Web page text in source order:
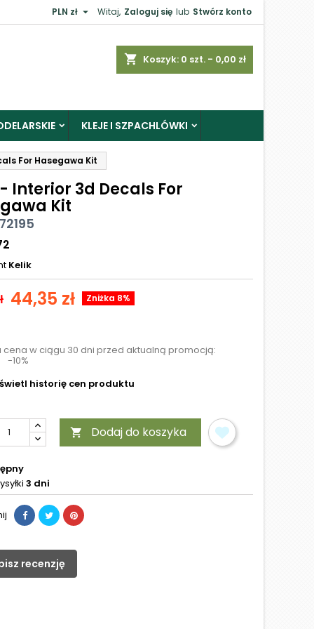
Witaj, Zaloguj się lub Stwórz konto
PLN zł 
shopping_cart Koszyk: 0 szt. - 0,00 zł
KLEJE I SZPACHLÓWKI
For Hasegawa Kit
Interior 3d Decals For
Kit
Kelik
44,35 zł Zniżka 8%
cena w ciągu 30 dni przed aktualną promocją:
-10%
historię cen produktu
 Dodaj do koszyka
3 dni
recenzję